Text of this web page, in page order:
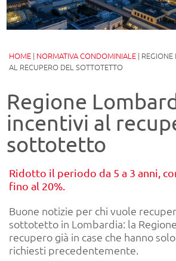
HOME | NORMATIVA CONDOMINIALE |
AL RECUPERO DEL SOTTOTETTO
Regione
incentivi al
sottotetto
Ridotto il periodo da 5 a 3 anni,
fino al 20%.
Buone notizie per chi vuole
sottotetto in Lombardia: la
recupero già in case che hanno
richiesti precedentemente.